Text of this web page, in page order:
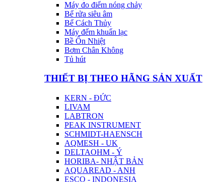
Máy đo điểm nóng chảy
Bể rửa siêu âm
Bể Cách Thủy
Máy đếm khuẩn lạc
Bề Ổn Nhiệt
Bơm Chân Không
Tủ hút
THIẾT BỊ THEO HÃNG SẢN XUẤT
KERN - ĐỨC
LIVAM
LABTRON
PEAK INSTRUMENT
SCHMIDT-HAENSCH
AQMESH - UK
DELTAOHM - Ý
HORIBA- NHẬT BẢN
AQUAREAD - ANH
ESCO - INDONESIA